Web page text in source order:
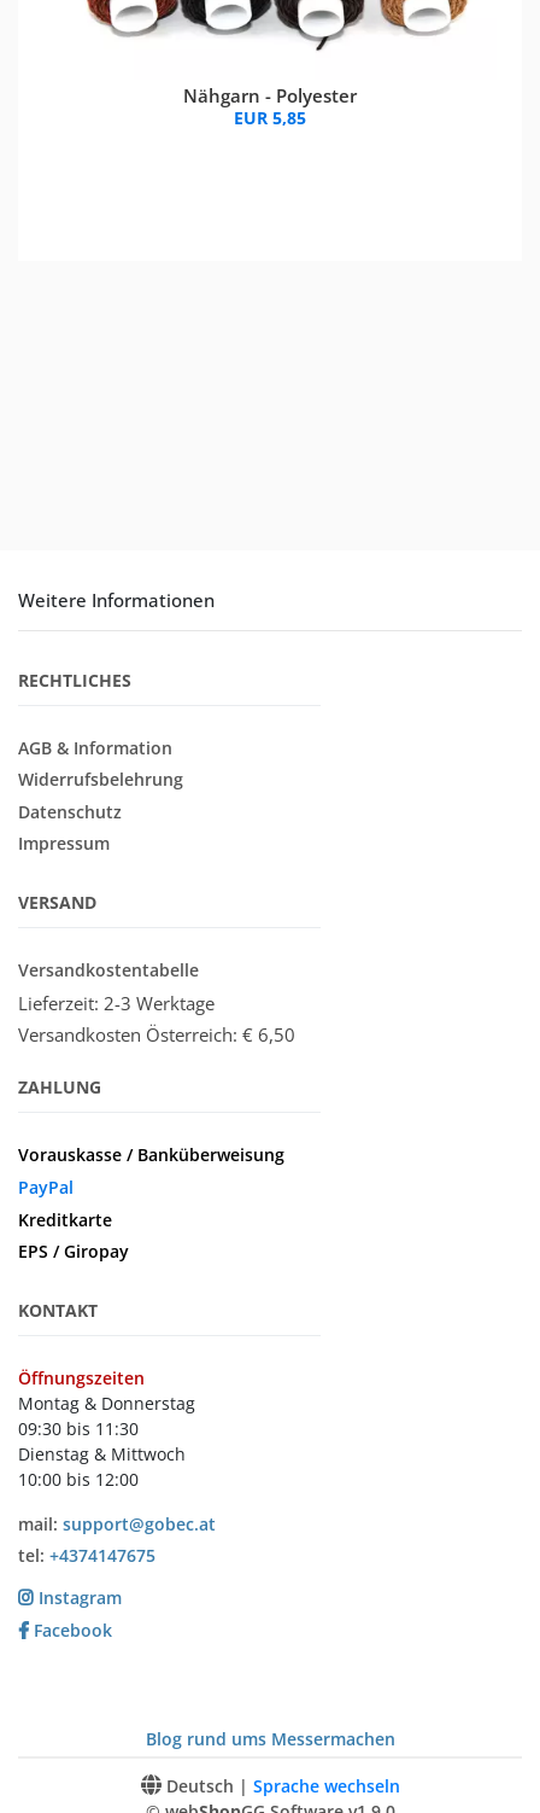
Nähgarn - Polyester
EUR 5,85
Weitere Informationen
RECHTLICHES
AGB & Information
Widerrufsbelehrung
Datenschutz
Impressum
VERSAND
Versandkostentabelle
Lieferzeit: 2-3 Werktage
Versandkosten Österreich: € 6,50
ZAHLUNG
Vorauskasse / Banküberweisung
PayPal
Kreditkarte
EPS / Giropay
KONTAKT
Öffnungszeiten
Montag & Donnerstag
09:30 bis 11:30
Dienstag & Mittwoch
10:00 bis 12:00
mail: support@gobec.at
tel: +4374147675
Instagram
Facebook
Blog rund ums Messermachen
Deutsch | Sprache wechseln